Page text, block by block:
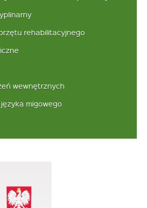
rehabilitacyjnego
wewnętrznych
języka migowego